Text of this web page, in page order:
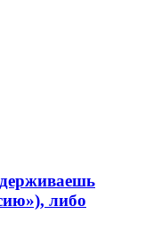
либо